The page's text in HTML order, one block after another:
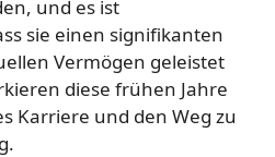
und es ist
sie einen signifikanten
Vermögen geleistet
diese frühen Jahre
Karriere und den Weg zu